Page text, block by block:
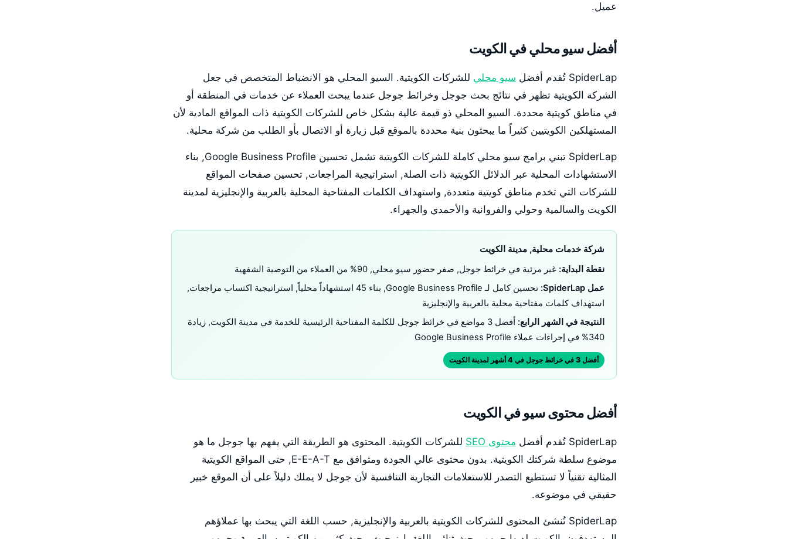
عميل.
أفضل سيو محلي في الكويت
SpiderLap تُقدم أفضل سيو محلي للشركات الكويتية. السيو المحلي هو الانضباط المتخصص في جعل
الشركة الكويتية تظهر في نتائج بحث جوجل وخرائط جوجل عندما يبحث العملاء عن خدمات في المنطقة أو
في مناطق كويتية محددة. السيو المحلي ذو قيمة عالية بشكل خاص للشركات الكويتية ذات المواقع المادية لأن
المستهلكين الكويتيين كثيراً ما يبحثون بنية محددة بالموقع قبل زيارة أو الاتصال بأو الطلب من شركة محلية.
SpiderLap تبني برامج سيو محلي كاملة للشركات الكويتية تشمل تحسين Google Business Profile, بناء
الاستشهادات المحلية عبر الدلائل الكويتية ذات الصلة, استراتيجية المراجعات, تحسين صفحات المواقع
للشركات التي تخدم مناطق كويتية متعددة, واستهداف الكلمات المفتاحية المحلية بالعربية والإنجليزية لمدينة
الكويت والسالمية وحولي والفروانية والأحمدي والجهراء.
شركة خدمات محلية, مدينة الكويت
نقطة البداية: غير مرئية في خرائط جوجل, صفر حضور سيو محلي, 90% من العملاء من التوصية الشفهية
عمل SpiderLap:
تحسين كامل لـ Google Business Profile, بناء 45 استشهاداً محلياً, استراتيجية اكتساب مراجعات,
استهداف كلمات مفتاحية محلية بالعربية والإنجليزية
النتيجة في الشهر الرابع:
أفضل 3 مواضع في خرائط جوجل للكلمة المفتاحية الرئيسية للخدمة في مدينة الكويت, زيادة
340% في إجراءات عملاء Google Business Profile
أفضل 3 في خرائط جوجل في 4 أشهر لمدينة الكويت
أفضل محتوى سيو في الكويت
SpiderLap تُقدم أفضل محتوى SEO
للشركات الكويتية. المحتوى هو الطريقة التي يفهم بها جوجل ما هو
موضوع سلطة شركتك الكويتية. بدون محتوى عالي الجودة ومتوافق مع E-E-A-T, حتى المواقع الكويتية
المثالية تقنياً لا تستطيع التصدر للاستعلامات التجارية التنافسية لأن جوجل لا يملك دليلاً على أن الموقع خبير
حقيقي في موضوعه.
SpiderLap تُنشئ المحتوى للشركات الكويتية بالعربية والإنجليزية, حسب اللغة التي يبحث بها عملاؤهم